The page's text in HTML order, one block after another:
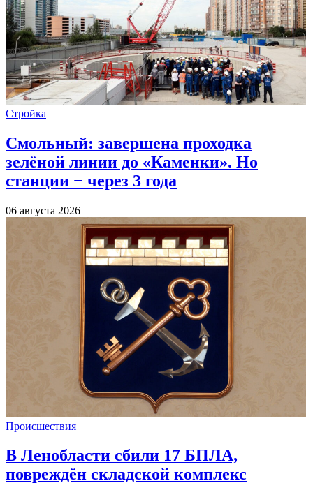
Стройка
Смольный: завершена проходка
зелёной линии до «Каменки». Но
станции − через 3 года
06 августа 2026
Происшествия
В Ленобласти сбили 17 БПЛА,
повреждён складской комплекс